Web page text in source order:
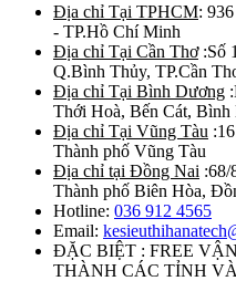
Địa chỉ Tại TPHCM:
- TP.Hồ Chí Minh
Địa chỉ Tại Cần Thơ:Số
Q.Bình Thủy, TP.Cần
Địa chỉ Tại Bình Dương
Thới Hoà, Bến Cát, Bình
Địa chỉ Tại Vũng Tàu
Thành phố Vũng Tàu
Địa chỉ tại Đồng Nai :68/
Thành phố Biên Hòa,
Hotline: 036 912 4565
Email:
ĐẶC BIỆT : FREE
THÀNH CÁC TỈNH